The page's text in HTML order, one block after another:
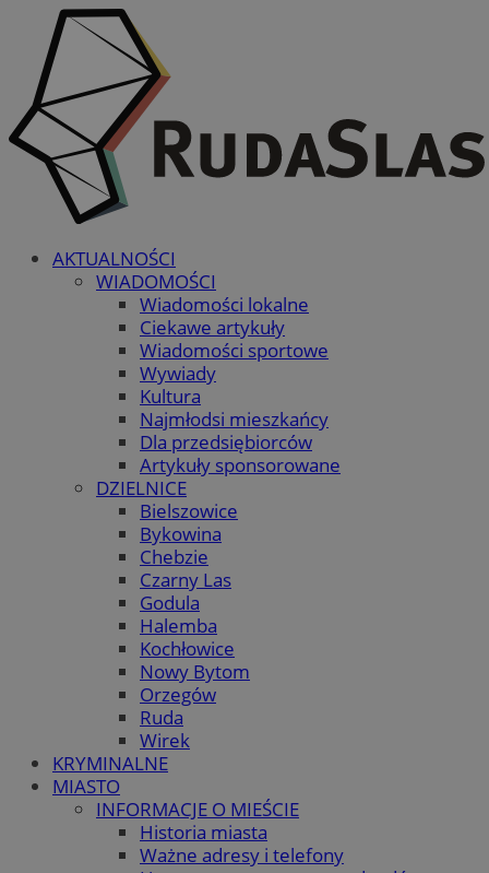
AKTUALNOŚCI
WIADOMOŚCI
Wiadomości lokalne
Ciekawe artykuły
Wiadomości sportowe
Wywiady
Kultura
Najmłodsi mieszkańcy
Dla przedsiębiorców
Artykuły sponsorowane
DZIELNICE
Bielszowice
Bykowina
Chebzie
Czarny Las
Godula
Halemba
Kochłowice
Nowy Bytom
Orzegów
Ruda
Wirek
KRYMINALNE
MIASTO
INFORMACJE O MIEŚCIE
Historia miasta
Ważne adresy i telefony